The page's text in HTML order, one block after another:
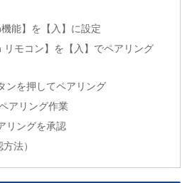
機能】を【入】に設定
リモコン】を【入】でペアリング
ンを押してペアリング
アリング作業
リングを承認
法）